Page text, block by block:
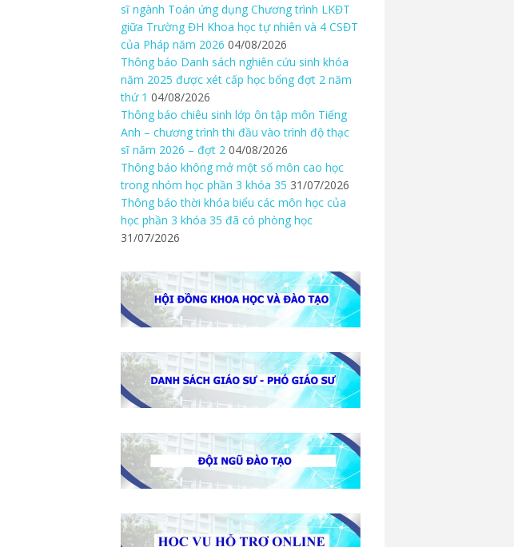
sĩ ngành Toán ứng dụng Chương trình LKĐT
giữa Trường ĐH Khoa học tự nhiên và 4 CSĐT
của Pháp năm 2026 04/08/2026
Thông báo Danh sách nghiên cứu sinh khóa
năm 2025 được xét cấp học bổng đợt 2 năm
thứ 1 04/08/2026
Thông báo chiêu sinh lớp ôn tập môn Tiếng
Anh – chương trình thi đầu vào trình độ thạc
sĩ năm 2026 – đợt 2 04/08/2026
Thông báo không mở một số môn cao học
trong nhóm học phần 3 khóa 35 31/07/2026
Thông báo thời khóa biểu các môn học của
học phần 3 khóa 35 đã có phòng học
31/07/2026